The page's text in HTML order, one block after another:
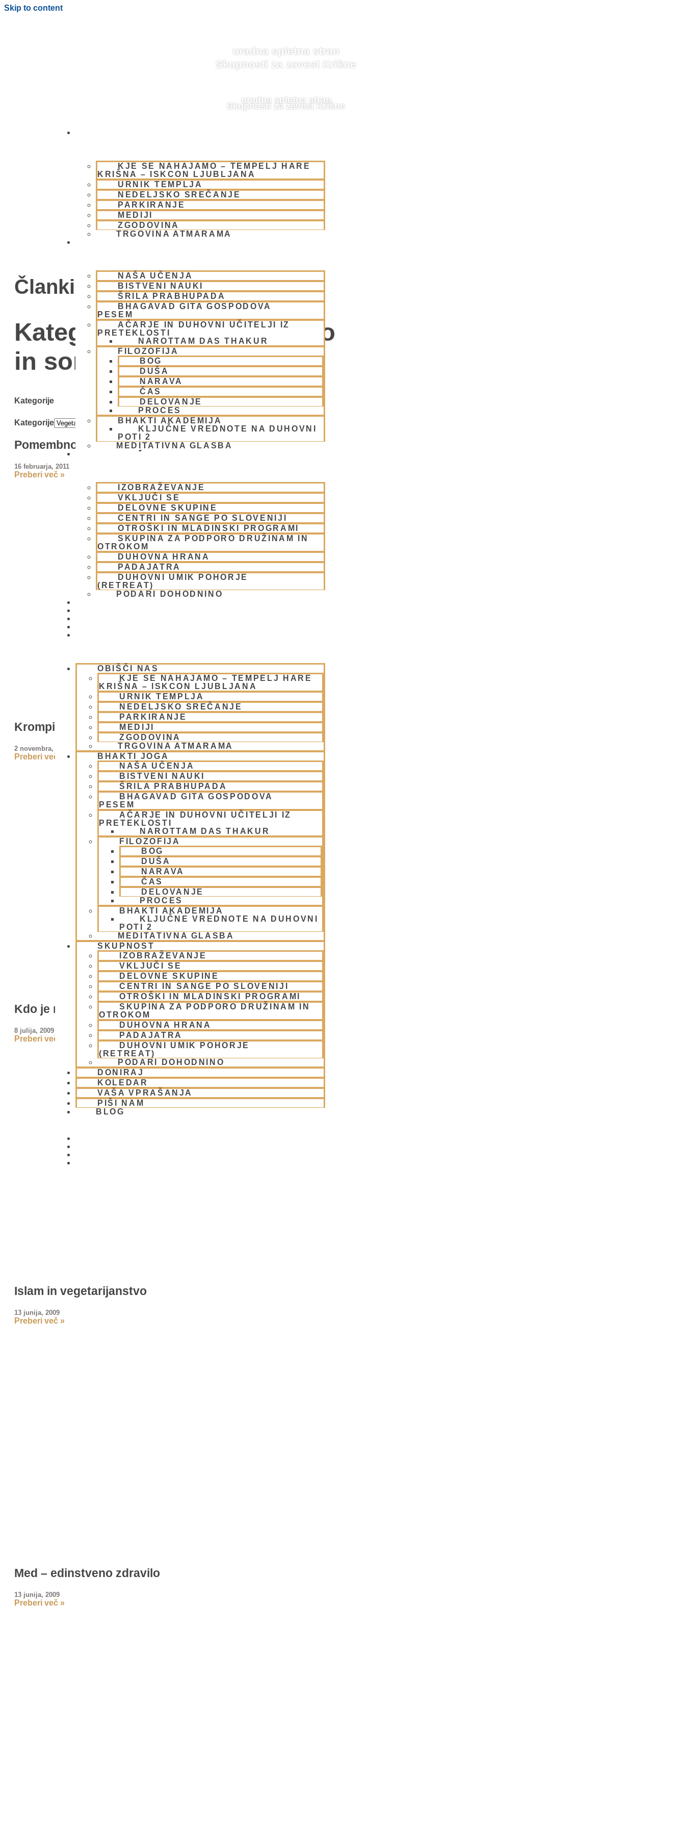
Skip to content
uradna spletna stran
Skupnosti za zavest Krišne
uradna spletna stran
Skupnosti za zavest Krišne
KJE SE NAHAJAMO – TEMPELJ HARE
KRIŠNA – ISKCON LJUBLJANA
URNIK TEMPLJA
NEDELJSKO SREČANJE
PARKIRANJE
MEDIJI
ZGODOVINA
TRGOVINA ATMARAMA
NAŠA UČENJA
BISTVENI NAUKI
ŠRILA PRABHUPADA
BHAGAVAD GITA GOSPODOVA
PESEM
AČARJE IN DUHOVNI UČITELJI IZ
PRETEKLOSTI
NAROTTAM DAS THAKUR
FILOZOFIJA
BOG
DUŠA
NARAVA
ČAS
DELOVANJE
PROCES
BHAKTI AKADEMIJA
KLJUČNE VREDNOTE NA DUHOVNI
POTI 2
MEDITATIVNA GLASBA
IZOBRAŽEVANJE
VKLJUČI SE
DELOVNE SKUPINE
CENTRI IN SANGE PO SLOVENIJI
OTROŠKI IN MLADINSKI PROGRAMI
SKUPINA ZA PODPORO DRUŽINAM IN
OTROKOM
DUHOVNA HRANA
PADAJATRA
DUHOVNI UMIK POHORJE
(RETREAT)
PODARI DOHODNINO
OBIŠČI NAS
KJE SE NAHAJAMO – TEMPELJ HARE
KRIŠNA – ISKCON LJUBLJANA
URNIK TEMPLJA
NEDELJSKO SREČANJE
PARKIRANJE
MEDIJI
ZGODOVINA
TRGOVINA ATMARAMA
BHAKTI JOGA
NAŠA UČENJA
BISTVENI NAUKI
ŠRILA PRABHUPADA
BHAGAVAD GITA GOSPODOVA
PESEM
AČARJE IN DUHOVNI UČITELJI IZ
PRETEKLOSTI
NAROTTAM DAS THAKUR
FILOZOFIJA
BOG
DUŠA
NARAVA
ČAS
DELOVANJE
PROCES
BHAKTI AKADEMIJA
KLJUČNE VREDNOTE NA DUHOVNI
POTI 2
MEDITATIVNA GLASBA
SKUPNOST
IZOBRAŽEVANJE
VKLJUČI SE
DELOVNE SKUPINE
CENTRI IN SANGE PO SLOVENIJI
OTROŠKI IN MLADINSKI PROGRAMI
SKUPINA ZA PODPORO DRUŽINAM IN
OTROKOM
DUHOVNA HRANA
PADAJATRA
DUHOVNI UMIK POHORJE
(RETREAT)
PODARI DOHODNINO
DONIRAJ
KOLEDAR
VAŠA VPRAŠANJA
PIŠI NAM
BLOG
Članki
Kategorija: Vegetarijanstvo
in sorodne vrednote
Kategorije
Kategorije
Pomembnost krav in njihove zaščite
16 februarja, 2011
Preberi več »
Krompir
2 novembra, 2009
Preberi več »
Kdo je nor – krava ali človek?
8 julija, 2009
Preberi več »
Islam in vegetarijanstvo
13 junija, 2009
Preberi več »
Med – edinstveno zdravilo
13 junija, 2009
Preberi več »